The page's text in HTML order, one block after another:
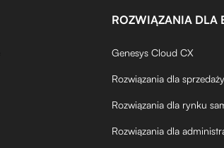
ROZWIĄZANIA DLA
Genesys Cloud CX
Rozwiązania dla
Rozwiązania dla rynku
Rozwiązania dla